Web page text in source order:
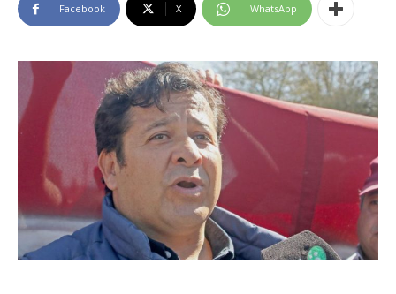
Facebook X WhatsApp